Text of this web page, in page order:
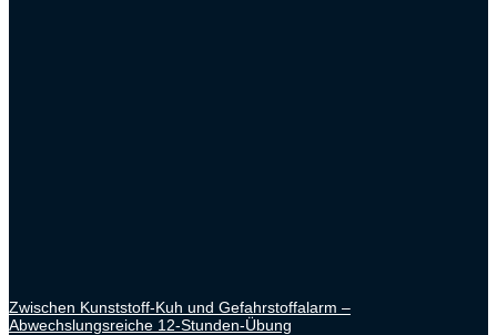
Zwischen Kunststoff-Kuh und Gefahrstoffalarm –
Abwechslungsreiche 12-Stunden-Übung